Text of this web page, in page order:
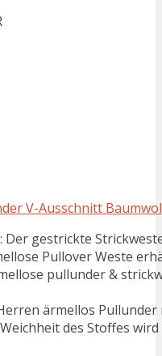
V-Ausschnitt
gestrickte
Pullover Weste
pullunder &
ärmellos
des Stoffes